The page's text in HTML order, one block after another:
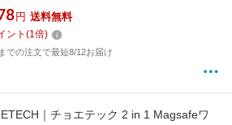
ヤレス15W USB Type-C入出力 ネイビー
LPBMG5002-NV
円 送料無料
ント (1倍)
での注文で最短8/12お届け
｜チョエテック 2 in 1 Magsafeワ